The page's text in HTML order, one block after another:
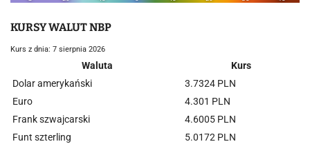
KURSY WALUT NBP
Kurs z dnia: 7 sierpnia 2026
Waluta
Kurs
Dolar amerykański
3.7324 PLN
Euro
4.301 PLN
Frank szwajcarski
4.6005 PLN
Funt szterling
5.0172 PLN